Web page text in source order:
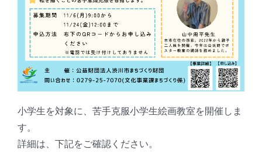
小学生を対象に、苦手克服小学生絵画教室を開催しま
す。
詳細は、下記をご確認ください。